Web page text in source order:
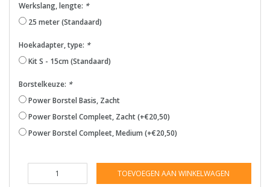
Werkslang, lengte: *
25 meter (Standaard)
Hoekadapter, type: *
Kit S - 15cm (Standaard)
Borstelkeuze: *
Power Borstel Basis, Zacht
Power Borstel Compleet, Zacht (+€20,50)
Power Borstel Compleet, Medium (+€20,50)
TOEVOEGEN AAN WINKELWAGEN